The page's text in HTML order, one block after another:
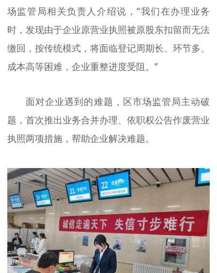
场监管局相关负责人介绍说，“我们在办理业务
时，发现由于企业原营业执照被原股东扣留而无法
缴回，按传统模式，将面临登记周期长、环节多、
成本高等困难，企业重整进度受阻。”
面对企业遇到的难题，区市场监管局主动破
题，首次推出业务合并办理、依职权公告作废营业
执照两项措施，帮助企业解决难题。